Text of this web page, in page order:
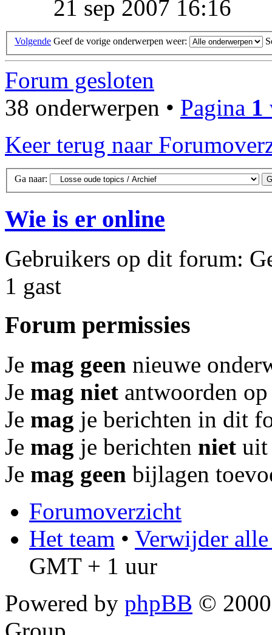
21 sep 2007 16:16
Volgende Geef de vorige onderwerpen weer:
Forum gesloten
38 onderwerpen • Pagina 1
Keer terug naar
Ga naar:
Wie is er online
Gebruikers op dit forum:
1 gast
Forum permissies
Je mag geen nieuwe
Je mag niet antwoorden
Je mag je berichten in dit
Je mag je berichten niet uit
Je mag geen bijlagen
Forumoverzicht
Het team • Verwijder
GMT + 1 uur
Powered by phpBB ©